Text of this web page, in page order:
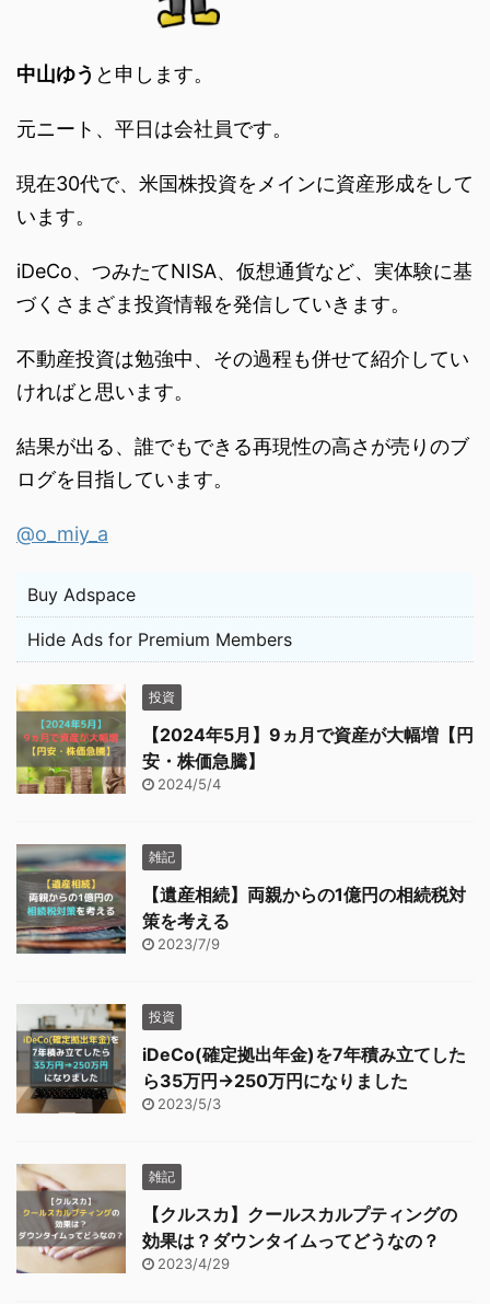
中山ゆう と申します。
元ニート、平日は会社員です。
現在30代で、米国株投資をメインに資産形成をして
います。
iDeCo、つみたてNISA、仮想通貨など、実体験に基
づくさまざま投資情報を発信していきます。
不動産投資は勉強中、その過程も併せて紹介してい
ければと思います。
結果が出る、誰でもできる再現性の高さが売りのブ
ログを目指しています。
@o_miy_a
Buy Adspace
Hide Ads for Premium Members
投資
【2024年5月】9ヵ月で資産が大幅増【円
安・株価急騰】
2024/5/4
雑記
【遺産相続】両親からの1億円の相続税対
策を考える
2023/7/9
投資
iDeCo(確定拠出年金)を7年積み立てした
ら35万円→250万円になりました
2023/5/3
雑記
【クルスカ】クールスカルプティングの
効果は？ダウンタイムってどうなの？
2023/4/29